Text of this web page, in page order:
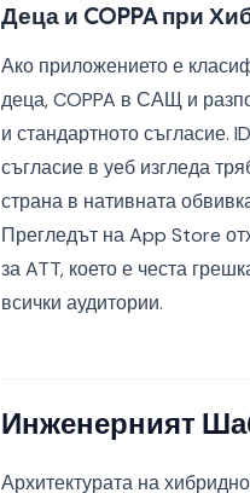
Деца и COPPA при
Ако приложението е
деца, COPPA в САЩ и
и стандартното съгласие.
съгласие в уеб изгледа
страна в нативната
Прегледът на App Store
за ATT, което е честа
всички аудитории.
Инженерният
Архитектурата на